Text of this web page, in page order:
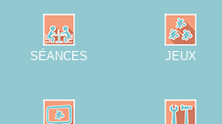
SÉANCES JEUX